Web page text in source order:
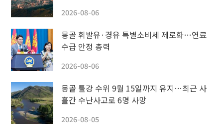
2026-08-06
몽골 휘발유·경유 특별소비세 제로화…연료
수급 안정 총력
2026-08-06
몽골 툴강 수위 9월 15일까지 유지…최근 사
흘간 수난사고로 6명 사망
2026-08-05